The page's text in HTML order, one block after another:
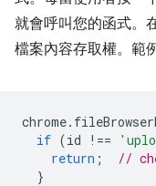
就會呼叫您的函式。
檔案內容存取權。範
chrome.
if (id !==
return ;
//
}